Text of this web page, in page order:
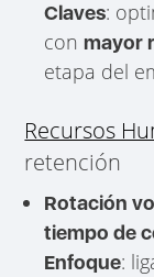
Claves:
conmayor
etapa del
Recursos
retención
Rotación
tiempo de
Enfoque: